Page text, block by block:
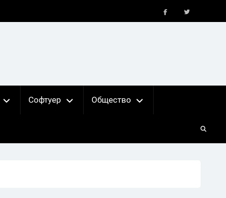
Софтуер Общество